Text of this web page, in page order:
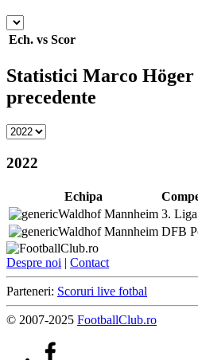
Ech. vs Scor
Statistici Marco Höger
precedente
2022
Echipa
Waldhof Mannheim 3. Liga
Waldhof Mannheim DFB
Despre noi | Contact
Parteneri: Scoruri live fotbal
© 2007-2025 FootballClub.ro